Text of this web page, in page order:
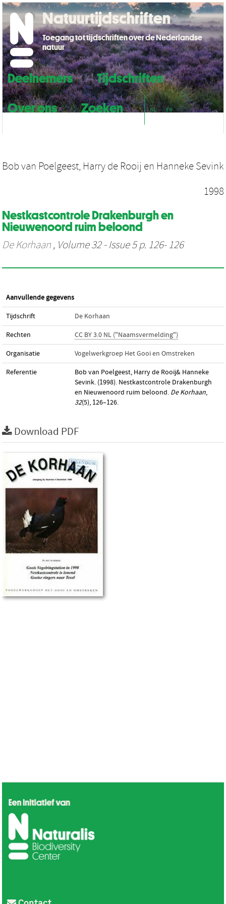
Deelnemers
Tijdschriften
Over ons
Zoeken NL EN
Natuurtijdschriften
Toegang tot tijdschriften over de Nederlandse
natuur
Bob van Poelgeest, Harry de Rooij en Hanneke Sevink
1998
Nestkastcontrole Drakenburgh en
Nieuwenoord ruim beloond
De Korhaan , Volume 32 - Issue 5 p. 126- 126
Aanvullende gegevens
Tijdschrift De Korhaan
Rechten CC BY 3.0 NL ("Naamsvermelding")
Organisatie Vogelwerkgroep Het Gooi en Omstreken
Referentie
Bob van Poelgeest, Harry de Rooij& Hanneke
Sevink. (1998). Nestkastcontrole Drakenburgh
en Nieuwenoord ruim beloond. De Korhaan,
32(5), 126–126.
Download PDF